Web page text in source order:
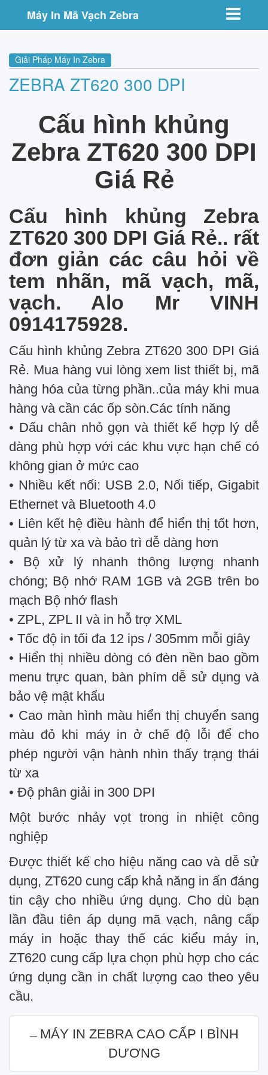
Toggle
Máy In Mã Vạch Zebra
Giải Pháp Máy In Zebra
ZEBRA ZT620 300 DPI
Cấu hình khủng
Zebra ZT620 300 DPI
Giá Rẻ
Cấu hình khủng Zebra
ZT620 300 DPI Giá Rẻ.. rất
đơn giản các câu hỏi về
tem nhãn, mã vạch, mã,
vạch. Alo Mr VINH
0914175928.
Cấu hình khủng Zebra ZT620 300 DPI Giá
Rẻ. Mua hàng vui lòng xem list thiết bị, mã
hàng hóa của từng phần..của máy khi mua
hàng và cần các ốp sòn.Các tính năng
• Dấu chân nhỏ gọn và thiết kế hợp lý dễ
dàng phù hợp với các khu vực hạn chế có
không gian ở mức cao
• Nhiều kết nối: USB 2.0, Nối tiếp, Gigabit
Ethernet và Bluetooth 4.0
• Liên kết hệ điều hành để hiển thị tốt hơn,
quản lý từ xa và bảo trì dễ dàng hơn
• Bộ xử lý nhanh thông lượng nhanh
chóng; Bộ nhớ RAM 1GB và 2GB trên bo
mạch Bộ nhớ flash
• ZPL, ZPL II và in hỗ trợ XML
• Tốc độ in tối đa 12 ips / 305mm mỗi giây
• Hiển thị nhiều dòng có đèn nền bao gồm
menu trực quan, bàn phím dễ sử dụng và
bảo vệ mật khẩu
• Cao màn hình màu hiển thị chuyển sang
màu đỏ khi máy in ở chế độ lỗi để cho
phép người vận hành nhìn thấy trạng thái
từ xa
• Độ phân giải in 300 DPI
Một bước nhảy vọt trong in nhiệt công
nghiệp
Được thiết kế cho hiệu năng cao và dễ sử
dụng, ZT620 cung cấp khả năng in ấn đáng
tin cậy cho nhiều ứng dụng. Cho dù bạn
lần đầu tiên áp dụng mã vạch, nâng cấp
máy in hoặc thay thế các kiểu máy in,
ZT620 cung cấp lựa chọn phù hợp cho các
ứng dụng cần in chất lượng cao theo yêu
cầu.
MÁY IN ZEBRA CAO CẤP I BÌNH
DƯƠNG